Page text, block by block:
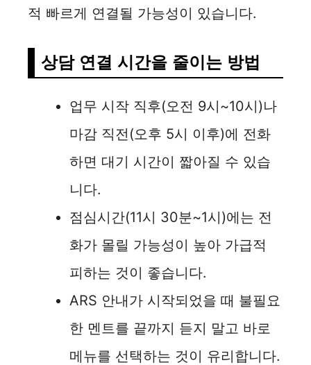
적 빠르게 연결될 가능성이 있습니다.
상담 연결 시간을 줄이는 방법
업무 시작 직후(오전 9시~10시)나
마감 직전(오후 5시 이후)에 전화
하면 대기 시간이 짧아질 수 있습
니다.
점심시간(11시 30분~1시)에는 전
화가 몰릴 가능성이 높아 가급적
피하는 것이 좋습니다.
ARS 안내가 시작되었을 때 불필요
한 멘트를 끝까지 듣지 말고 바로
메뉴를 선택하는 것이 유리합니다.